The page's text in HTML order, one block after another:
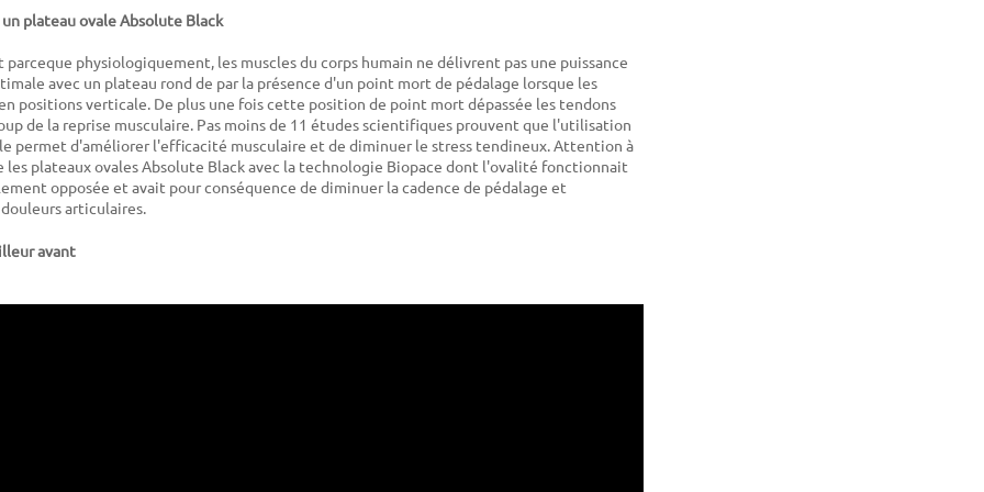
plateau ovale Absolute Black
physiologiquement, les muscles du corps humain ne délivrent pas une puissance
avec un plateau rond de par la présence d'un point mort de pédalage lorsque les
positions verticale. De plus une fois cette position de point mort dépassée les tendons
de la reprise musculaire. Pas moins de 11 études scientifiques prouvent que l'utilisation
permet d'améliorer l'efficacité musculaire et de diminuer le stress tendineux. Attention à
les plateaux ovales Absolute Black avec la technologie Biopace dont l'ovalité fonctionnait
opposée et avait pour conséquence de diminuer la cadence de pédalage et
articulaires.
avant